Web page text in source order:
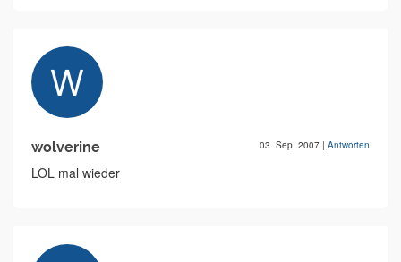
wolverine 03. Sep. 2007 | Antworten
LOL mal wieder